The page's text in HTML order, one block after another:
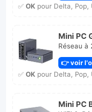
✅ OKpour Delta, Pop,
Mini PC
Réseau à
👉 voir
✅ OKpour Delta, Pop,
Mini PC